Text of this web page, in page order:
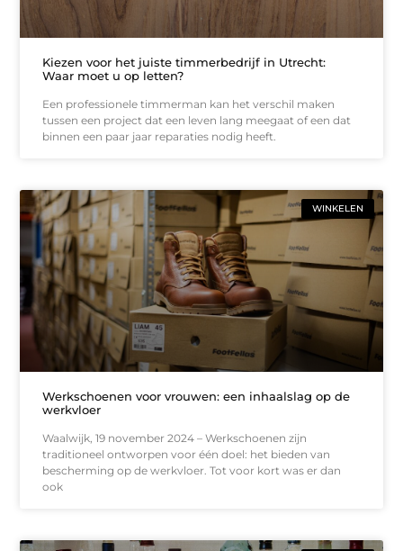
Kiezen voor het juiste timmerbedrijf in Utrecht:
Waar moet u op letten?
Een professionele timmerman kan het verschil maken
tussen een project dat een leven lang meegaat of een dat
binnen een paar jaar reparaties nodig heeft.
WINKELEN
Werkschoenen voor vrouwen: een inhaalslag op de
werkvloer
Waalwijk, 19 november 2024 – Werkschoenen zijn
traditioneel ontworpen voor één doel: het bieden van
bescherming op de werkvloer. Tot voor kort was er dan
ook